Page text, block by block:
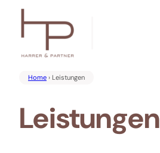
Inhalt
springen
Home › Leistungen
Leistungen